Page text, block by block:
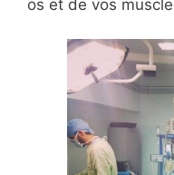
os et de vos